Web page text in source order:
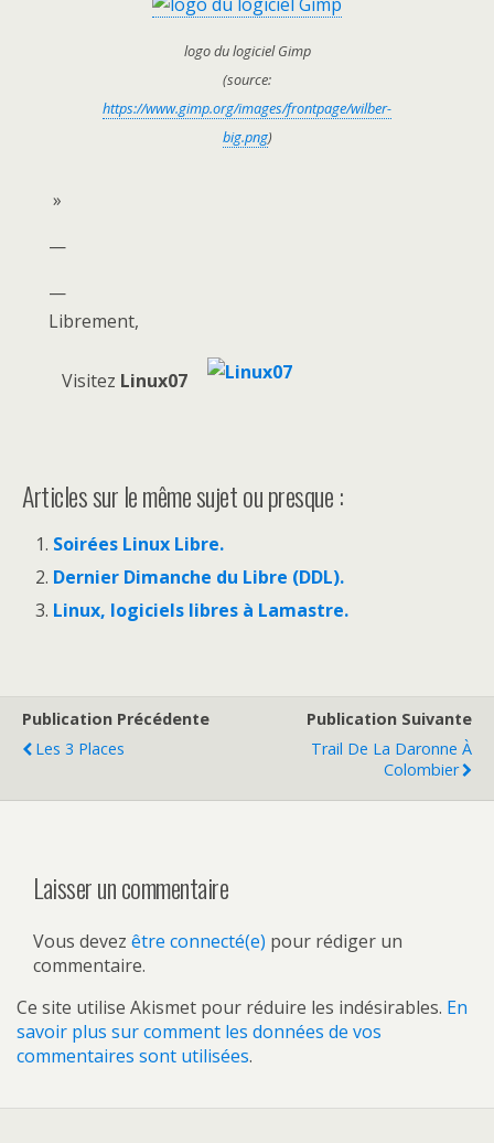
logo du logiciel Gimp
(source:
https://www.gimp.org/images/frontpage/wilber-
big.png)
»
—
—
Librement,
Visitez Linux07
Articles sur le même sujet ou presque :
Soirées Linux Libre.
Dernier Dimanche du Libre (DDL).
Linux, logiciels libres à Lamastre.
Publication Précédente
Les 3 Places
Publication Suivante
Trail De La Daronne À
Colombier
Laisser un commentaire
Vous devez être connecté(e) pour rédiger un
commentaire.
Ce site utilise Akismet pour réduire les indésirables. En
savoir plus sur comment les données de vos
commentaires sont utilisées.